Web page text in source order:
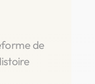
de